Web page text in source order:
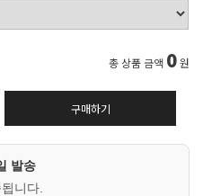
총 상품 금액 0원
구매하기
발송
니다.